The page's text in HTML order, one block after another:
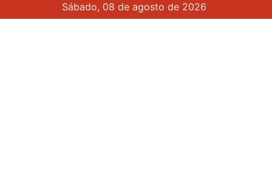
Sábado, 08 de agosto de 2026